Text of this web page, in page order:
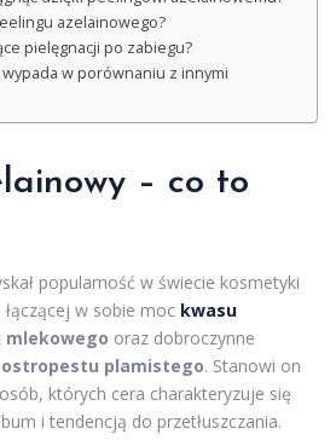
azelainowego?
pielęgnacji po zabiegu?
w porównaniu z innymi
– co to
popularność w świecie kosmetyki
w sobie moc kwasu
mlekowego oraz dobroczynne
plamistego. Stanowi on
których cera charakteryzuje się
i tendencją do przetłuszczania.